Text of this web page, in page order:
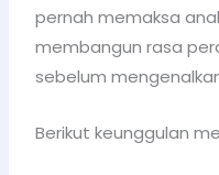
pernah memaksa
membangun rasa
sebelum
Berikut keunggulan